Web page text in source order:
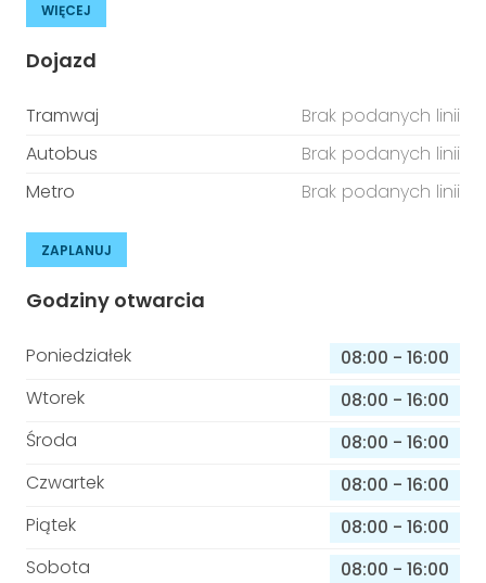
WIĘCEJ
Dojazd
Tramwaj
Brak podanych linii
Autobus
Brak podanych linii
Metro
Brak podanych linii
ZAPLANUJ
Godziny otwarcia
Poniedziałek 08:00 - 16:00
Wtorek
08:00 - 16:00
Środa
08:00 - 16:00
Czwartek
08:00 - 16:00
Piątek
08:00 - 16:00
Sobota
08:00 - 16:00